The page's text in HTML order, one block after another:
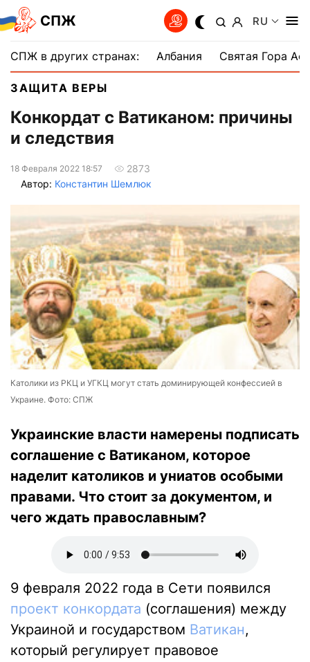
СПЖ RU
СПЖ в других странах: Албания Святая Гора
ЗАЩИТА ВЕРЫ
Конкордат с Ватиканом: причины
и следствия
18 Февраля 2022 18:57
2873
Автор: Константин Шемлюк
Католики из РКЦ и УГКЦ могут стать доминирующей конфессией в
Украине. Фото: СПЖ
Украинские власти намерены подписать
соглашение с Ватиканом, которое
наделит католиков и униатов особыми
правами. Что стоит за документом, и
чего ждать православным?
9 февраля 2022 года в Сети появился
проект конкордата (соглашения) между
Украиной и государством Ватикан,
который регулирует правовое